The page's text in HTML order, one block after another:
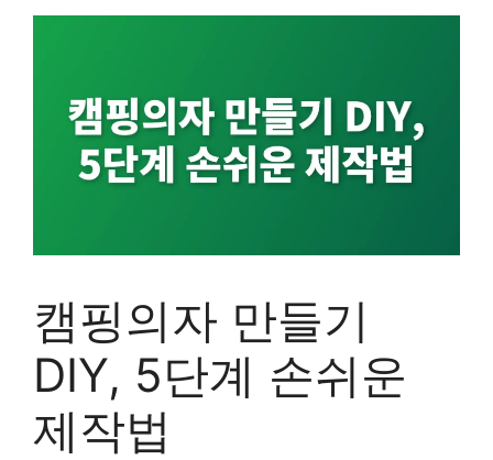
캠핑의자 만들기
DIY, 5단계 손쉬운
제작법